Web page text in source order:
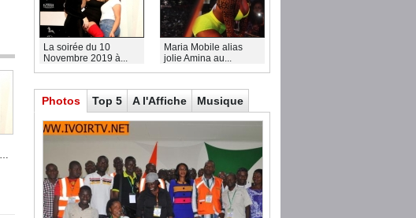
La soirée du 10
Novembre 2019 à...
Maria Mobile alias
jolie Amina au...
Photos Top 5 A l'Affiche Musique